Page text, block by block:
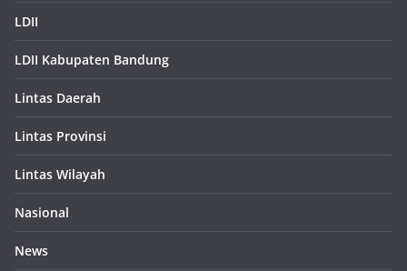
LDII
LDII Kabupaten Bandung
Lintas Daerah
Lintas Provinsi
Lintas Wilayah
Nasional
News